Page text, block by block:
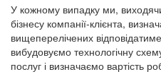
У кожному випадку ми,
бізнесу компанії-клієнта,
вищеперелічених
вибудовуємо технологічну
послуг і визначаємо вартість